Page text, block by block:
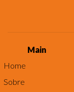
Main
Home
Sobre